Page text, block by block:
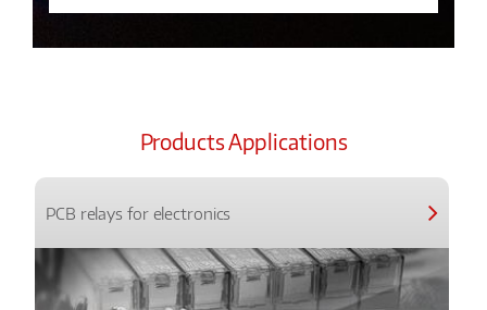
Products Applications
PCB relays for electronics